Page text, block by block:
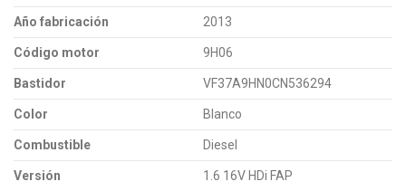
Año fabricación 2013
Código motor 9H06
Bastidor VF37A9HN0CN536294
Color Blanco
Combustible Diesel
Versión 1.6 16V HDi FAP